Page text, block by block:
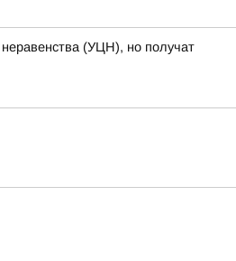
(УЦН), но получат